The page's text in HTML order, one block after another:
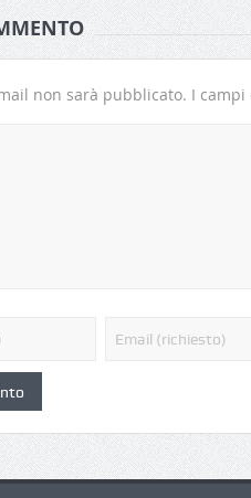
non sarà pubblicato. I campi